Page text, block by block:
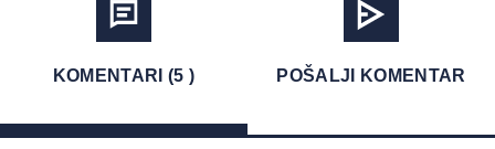
KOMENTARI (5 ) POŠALJI KOMENTAR